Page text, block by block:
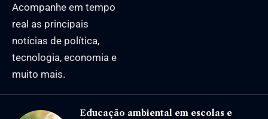
Acompanhe em tempo
real as principais
notícias de política,
tecnologia, economia e
muito mais.
Educação ambiental em escolas e